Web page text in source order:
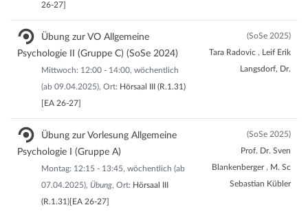
26-27]
Übung zur VO Allgemeine
Psychologie II (Gruppe C) (SoSe 2024)
Mittwoch: 12:00 - 14:00, wöchentlich
(ab 09.04.2025), Ort: Hörsaal III (R.1.31)
[EA 26-27]
(SoSe 2025)
Tara Radovic , Leif Erik
Langsdorf, Dr.
Übung zur Vorlesung Allgemeine
Psychologie I (Gruppe A)
Montag: 12:15 - 13:45, wöchentlich (ab
07.04.2025), Übung, Ort: Hörsaal III
(R.1.31)[EA 26-27]
(SoSe 2025)
Prof. Dr. Sven
Blankenberger , M. Sc
Sebastian Kübler